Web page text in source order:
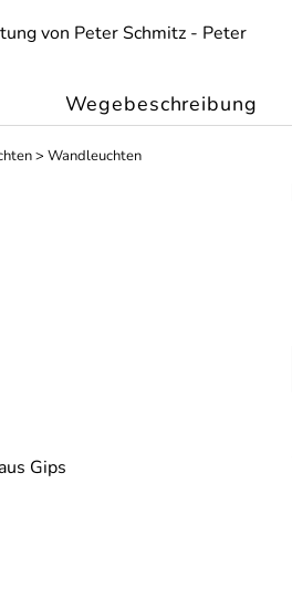
Wegebeschreibung
> Wandleuchten